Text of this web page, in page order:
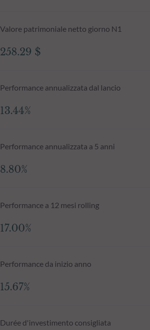
Valore patrimoniale netto giorno N1
258.29 $
Performance annualizzata dal lancio
13.44%
Performance annualizzata a 5 anni
8.80%
Performance a 12 mesi rolling
17.00%
Performance da inizio anno
15.67%
Durée d'investimento consigliata